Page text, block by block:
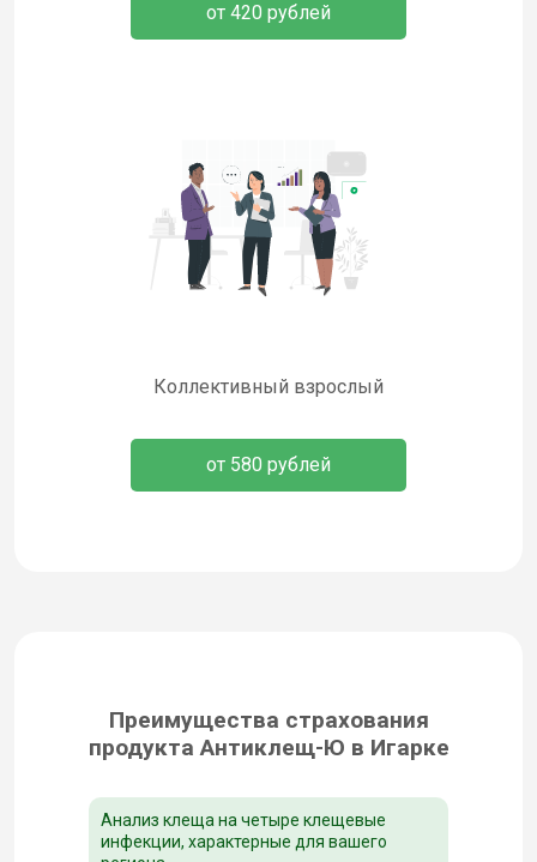
от 420 рублей
Коллективный взрослый
от 580 рублей
Преимущества страхования
продукта Антиклещ-Ю в Игарке
Анализ клеща на четыре клещевые
инфекции, характерные для вашего